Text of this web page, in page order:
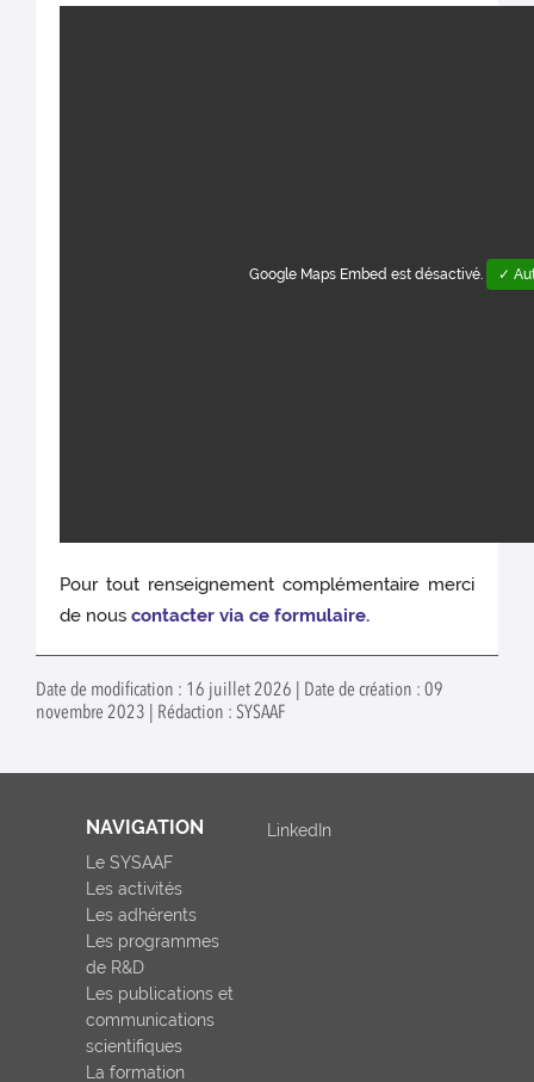
Google Maps Embed est désactivé. ✓
Pour tout renseignement complémentaire merci
de nouscontacter via ce formulaire.
Date de modification : 16 juillet 2026 | Date de création : 09
novembre 2023 | Rédaction : SYSAAF
NAVIGATION
Le SYSAAF
Les activités
Les adhérents
Les programmes
de R&D
Les publications et
communications
scientifiques
La formation
LinkedIn